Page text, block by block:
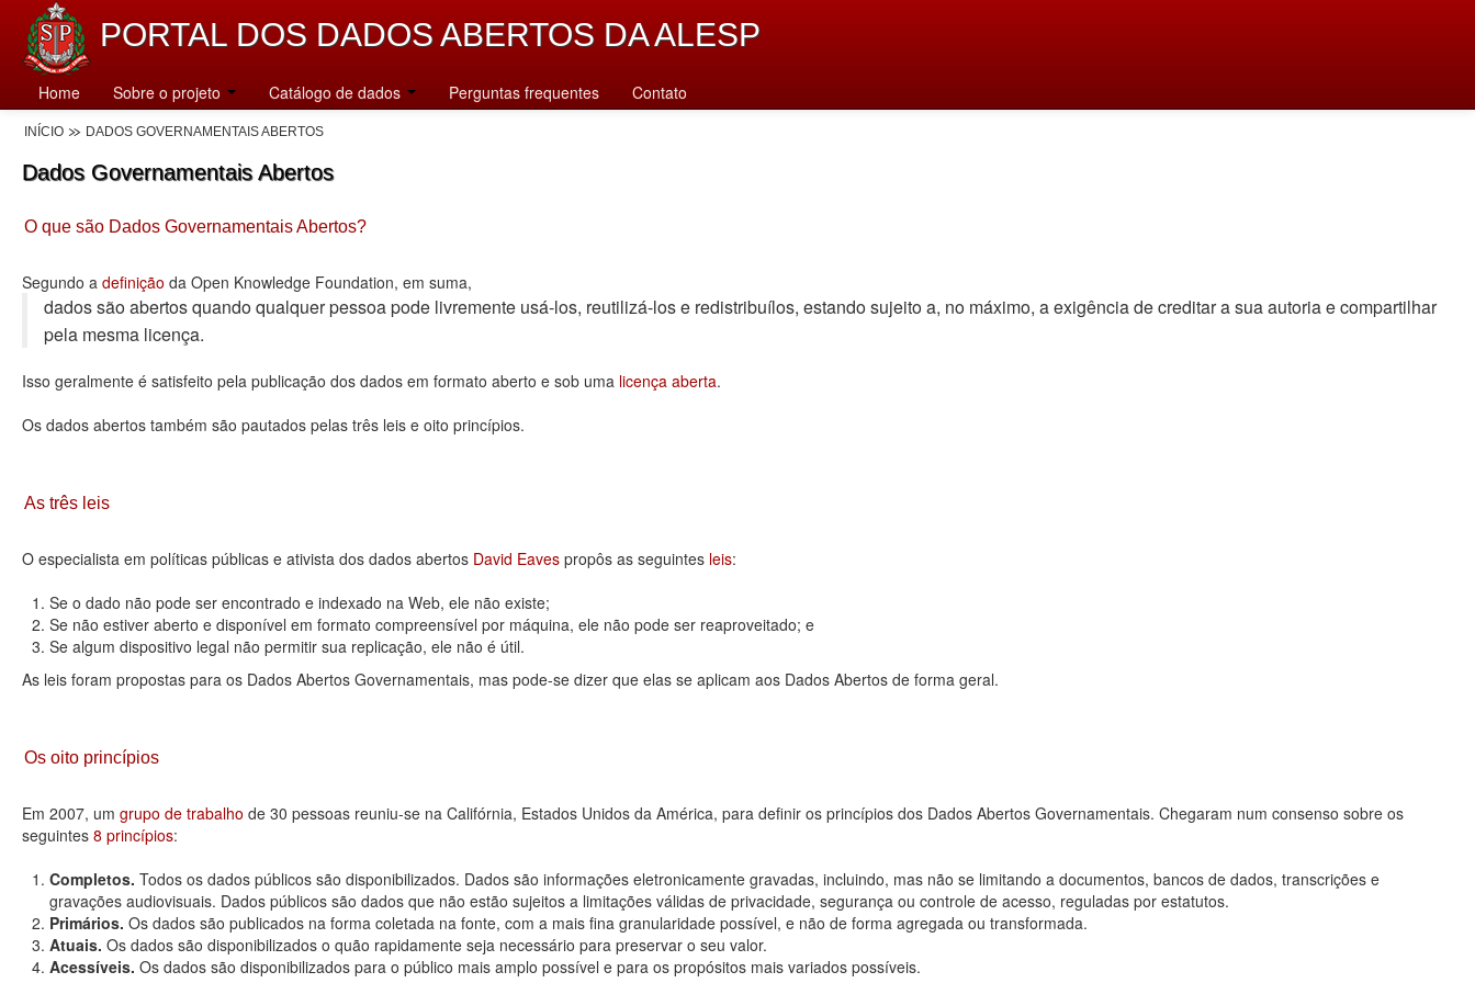
PORTAL DOS DADOS ABERTOS DA ALESP
Home Sobre o projeto Catálogo de dados Perguntas frequentes Contato
INÍCIO DADOS GOVERNAMENTAIS ABERTOS
Dados Governamentais Abertos
O que são Dados Governamentais Abertos?
Segundo a definição da Open Knowledge Foundation, em suma,
dados são abertos quando qualquer pessoa pode livremente usá-los, reutilizá-los e redistribuí­los, estando sujeito a, no máximo, a exigência de creditar a sua autoria e compartilhar
pela mesma licença.
Isso geralmente é satisfeito pela publicação dos dados em formato aberto e sob uma licença aberta.
Os dados abertos também são pautados pelas três leis e oito princípios.
As três leis
O especialista em políticas públicas e ativista dos dados abertos David Eaves propôs as seguintes leis:
Se o dado não pode ser encontrado e indexado na Web, ele não existe;
Se não estiver aberto e disponível em formato compreensível por máquina, ele não pode ser reaproveitado; e
Se algum dispositivo legal não permitir sua replicação, ele não é útil.
As leis foram propostas para os Dados Abertos Governamentais, mas pode-se dizer que elas se aplicam aos Dados Abertos de forma geral.
Os oito princípios
Em 2007, um grupo de trabalho de 30 pessoas reuniu-se na Califórnia, Estados Unidos da América, para definir os princípios dos Dados Abertos Governamentais. Chegaram num consenso sobre os
seguintes 8 princípios:
Completos. Todos os dados públicos são disponibilizados. Dados são informações eletronicamente gravadas, incluindo, mas não se limitando a documentos, bancos de dados, transcrições e
gravações audiovisuais. Dados públicos são dados que não estão sujeitos a limitações válidas de privacidade, segurança ou controle de acesso, reguladas por estatutos.
Primários. Os dados são publicados na forma coletada na fonte, com a mais fina granularidade possível, e não de forma agregada ou transformada.
Atuais. Os dados são disponibilizados o quão rapidamente seja necessário para preservar o seu valor.
Acessíveis. Os dados são disponibilizados para o público mais amplo possível e para os propósitos mais variados possíveis.